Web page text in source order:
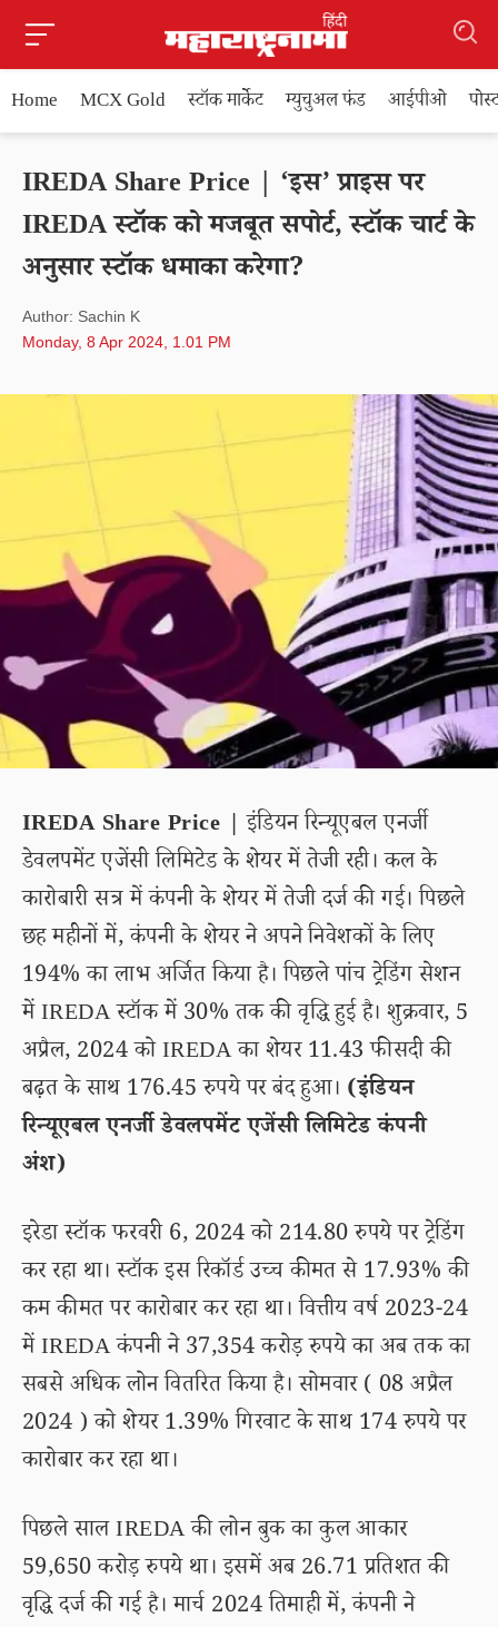
Home MCX Gold स्टॉक मार्केट म्युचुअल फंड आईपीओ
IREDA Share Price | ‘इस’ प्राइस पर
IREDA स्टॉक को मजबूत सपोर्ट, स्टॉक चार्ट के
अनुसार स्टॉक धमाका करेगा?
Author: Sachin K
Monday, 8 Apr 2024, 1.01 PM
IREDA Share Price | इंडियन रिन्यूएबल एनर्जी
डेवलपमेंट एजेंसी लिमिटेड के शेयर में तेजी रही। कल के
कारोबारी सत्र में कंपनी के शेयर में तेजी दर्ज की गई। पिछले
छह महीनों में, कंपनी के शेयर ने अपने निवेशकों के लिए
194% का लाभ अर्जित किया है। पिछले पांच ट्रेडिंग सेशन
में IREDA स्टॉक में 30% तक की वृद्धि हुई है। शुक्रवार, 5
अप्रैल, 2024 को IREDA का शेयर 11.43 फीसदी की
बढ़त के साथ 176.45 रुपये पर बंद हुआ। (इंडियन
रिन्यूएबल एनर्जी डेवलपमेंट एजेंसी लिमिटेड कंपनी
अंश)
इरेडा स्टॉक फरवरी 6, 2024 को 214.80 रुपये पर ट्रेडिंग
कर रहा था। स्टॉक इस रिकॉर्ड उच्च कीमत से 17.93% की
कम कीमत पर कारोबार कर रहा था। वित्तीय वर्ष 2023-24
में IREDA कंपनी ने 37,354 करोड़ रुपये का अब तक का
सबसे अधिक लोन वितरित किया है। सोमवार ( 08 अप्रैल
2024 ) को शेयर 1.39% गिरवाट के साथ 174 रुपये पर
कारोबार कर रहा था।
पिछले साल IREDA की लोन बुक का कुल आकार
59,650 करोड़ रुपये था। इसमें अब 26.71 प्रतिशत की
वृद्धि दर्ज की गई है। मार्च 2024 तिमाही में, कंपनी ने